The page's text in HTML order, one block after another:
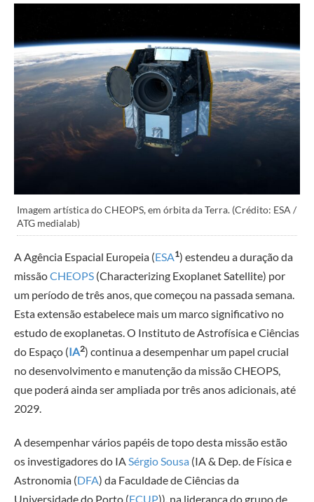
Imagem artística do CHEOPS, em órbita da Terra. (Crédito: ESA /
ATG medialab)
A Agência Espacial Europeia (ESA1) estendeu a duração da
missãoCHEOPS (Characterizing Exoplanet Satellite) por
um período de três anos, que começou na passada semana.
Esta extensão estabelece mais um marco significativo no
estudo de exoplanetas. O Instituto de Astrofísica e Ciências
do Espaço (IA2) continua a desempenhar um papel crucial
no desenvolvimento e manutenção da missão CHEOPS,
que poderá ainda ser ampliada por três anos adicionais, até
2029.
A desempenhar vários papéis de topo desta missão estão
os investigadores do IASérgio Sousa (IA & Dep. de Física e
Astronomia (DFA) da Faculdade de Ciências da
Universidade do Porto (FCUP)), na liderança do grupo de